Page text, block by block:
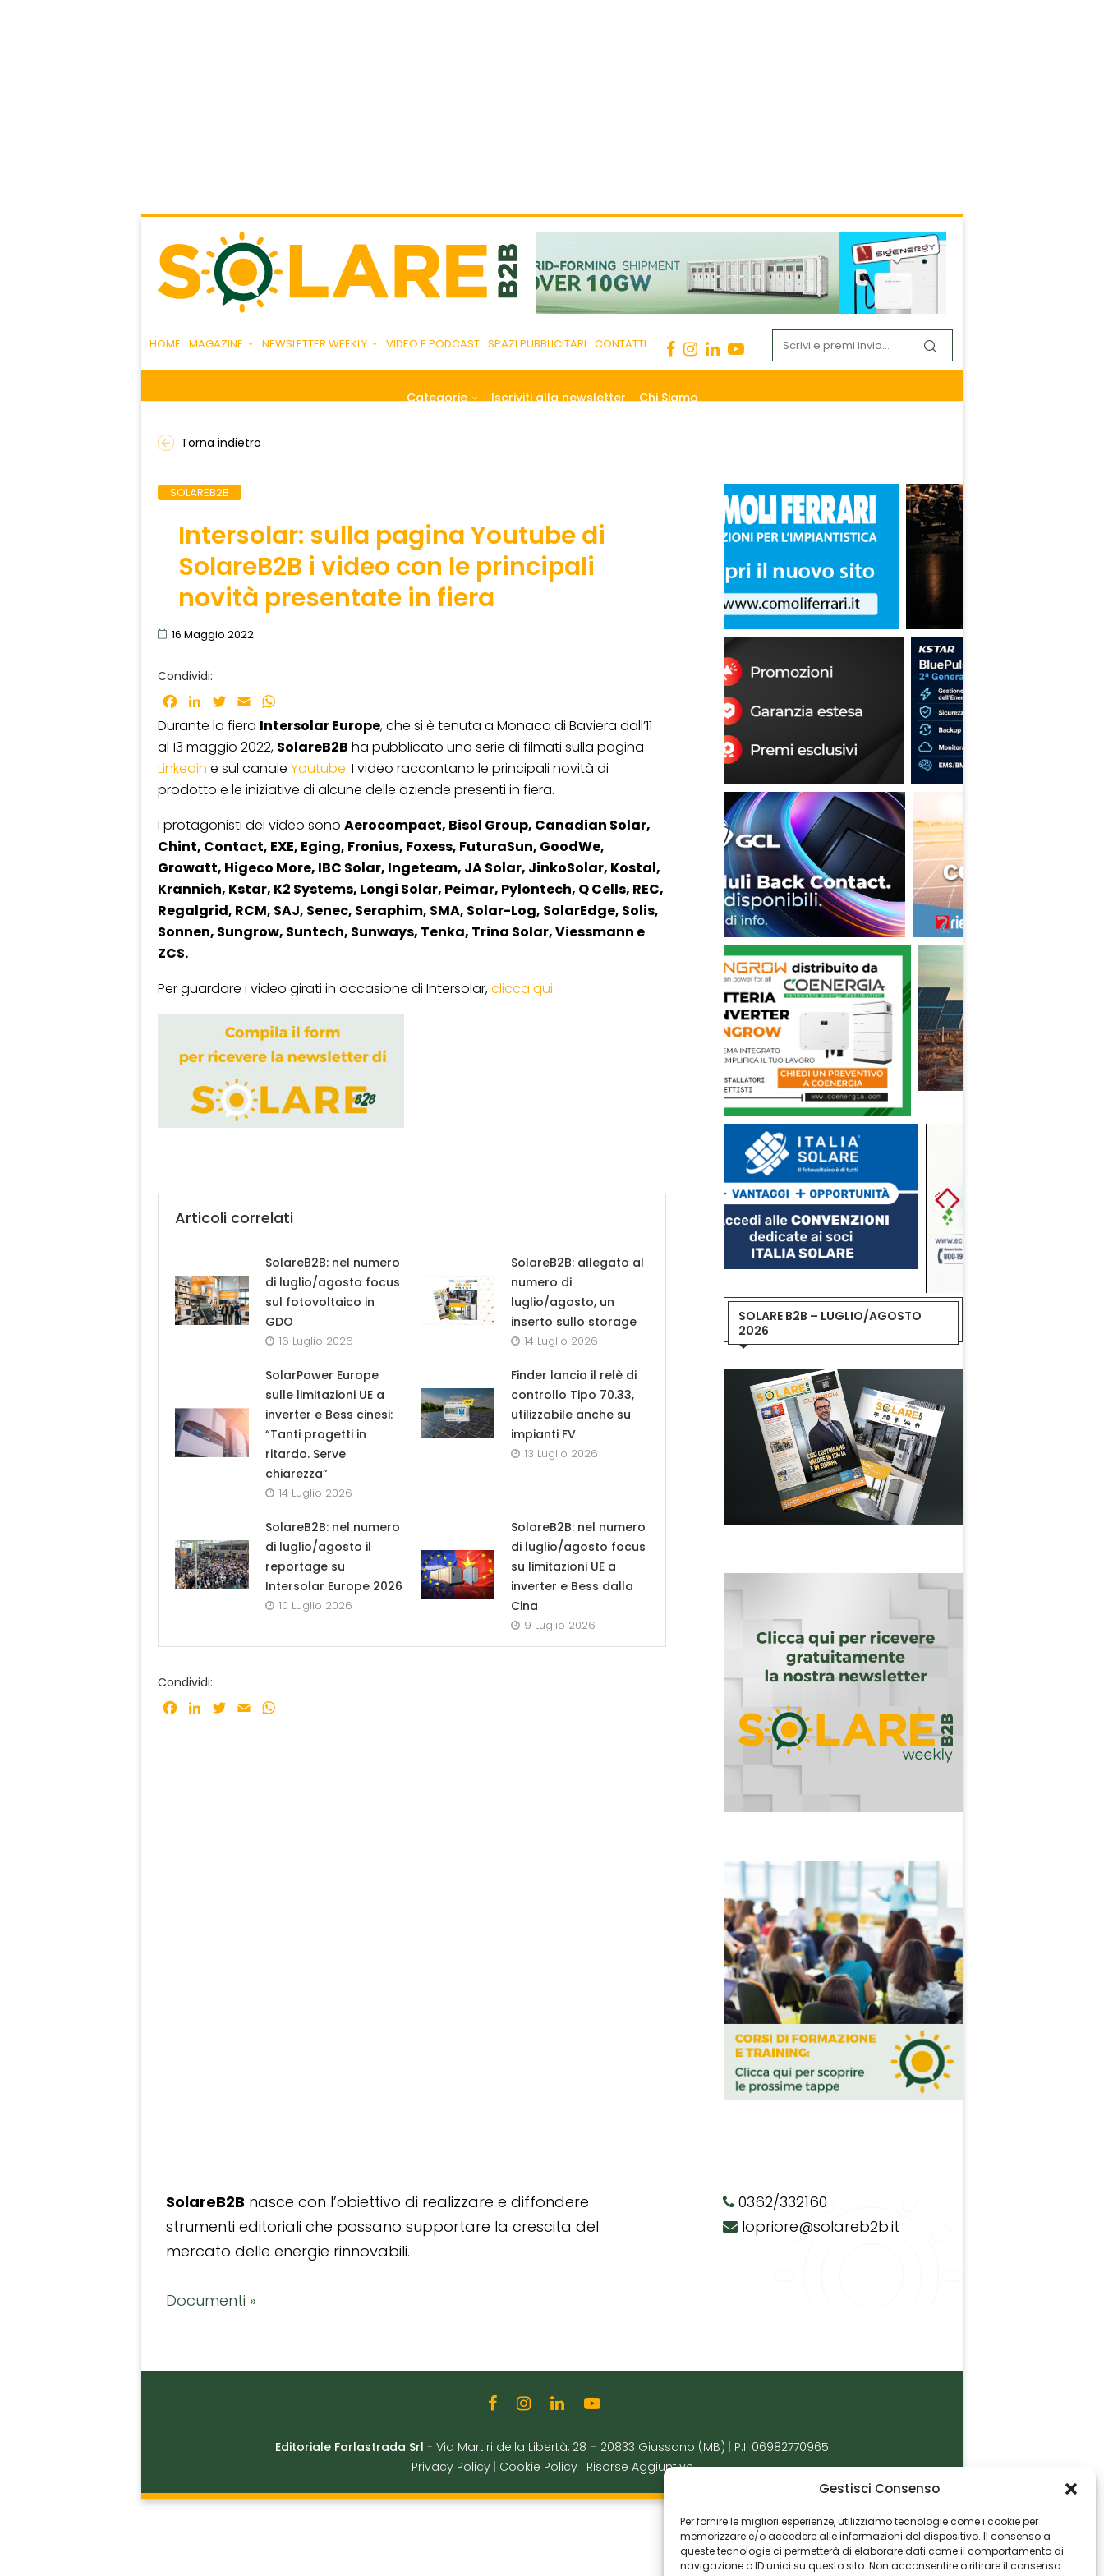
Gestisci Consenso
Per fornire le migliori esperienze, utilizziamo tecnologie come i cookie per
memorizzare e/o accedere alle informazioni del dispositivo. Il consenso a
queste tecnologie ci permetterà di elaborare dati come il comportamento di
navigazione o ID unici su questo sito. Non acconsentire o ritirare il consenso
HOME MAGAZINE NEWSLETTER WEEKLY VIDEO E PODCAST SPAZI PUBBLICITARI CONTATTI
Categorie Iscriviti alla newsletter Chi Siamo
Torna indietro
SOLAREB2B
Intersolar: sulla pagina Youtube di
SolareB2B i video con le principali
novità presentate in fiera
16 Maggio 2022
Condividi:
Facebook
LinkedInTwitter
Email
Durante la fiera Intersolar Europe, che si è tenuta a Monaco di Baviera dall’11
al 13 maggio 2022, SolareB2B ha pubblicato una serie di filmati sulla pagina
Linkedin e sul canale Youtube. I video raccontano le principali novità di
prodotto e le iniziative di alcune delle aziende presenti in fiera.
I protagonisti dei video sono Aerocompact, Bisol Group, Canadian Solar,
Chint, Contact, EXE, Eging, Fronius, Foxess, FuturaSun, GoodWe,
Growatt, Higeco More, IBC Solar, Ingeteam, JA Solar, JinkoSolar, Kostal,
Krannich, Kstar, K2 Systems, Longi Solar, Peimar, Pylontech, Q Cells, REC,
Regalgrid, RCM, SAJ, Senec, Seraphim, SMA, Solar-Log, SolarEdge, Solis,
Sonnen, Sungrow, Suntech, Sunways, Tenka, Trina Solar, Viessmann e
ZCS.
Per guardare i video girati in occasione di Intersolar,clicca qui
Articoli correlati
SolareB2B: nel numero
di luglio/agosto focus
sul fotovoltaico in
GDO
16 Luglio 2026
SolareB2B: allegato al
numero di
luglio/agosto, un
inserto sullo storage
14 Luglio 2026
SolarPower Europe
sulle limitazioni UE a
inverter e Bess cinesi:
“Tanti progetti in
ritardo. Serve
chiarezza”
14 Luglio 2026
Finder lancia il relè di
controllo Tipo 70.33,
utilizzabile anche su
impianti FV
13 Luglio 2026
SolareB2B: nel numero
di luglio/agosto il
reportage su
Intersolar Europe 2026
10 Luglio 2026
SolareB2B: nel numero
di luglio/agosto focus
su limitazioni UE a
inverter e Bess dalla
Cina
9 Luglio 2026
Condividi:
Facebook
LinkedInTwitter
Email
SOLARE B2B – LUGLIO/AGOSTO
2026
SolareB2B nasce con l’obiettivo di realizzare e diffondere
strumenti editoriali che possano supportare la crescita del
mercato delle energie rinnovabili.
Documenti »
0362/332160
lopriore@solareb2b.it
Editoriale Farlastrada Srl - Via Martiri della Libertà, 28 – 20833 Giussano (MB)
P.I. 06982770965
Privacy Policy
Cookie Policy Risorse Aggiuntive